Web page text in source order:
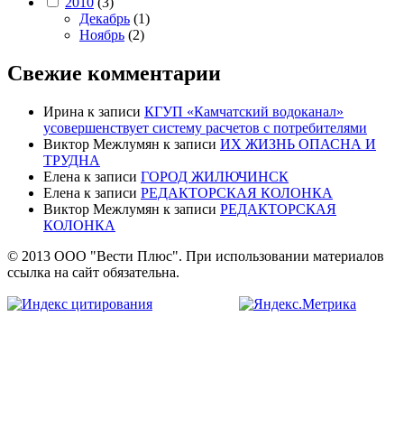
Декабрь (1)
Ноябрь (2)
Свежие комментарии
Ирина к записи КГУП «Камчатский водоканал»
усовершенствует систему расчетов с потребителями
Виктор Межлумян к записи ИХ ЖИЗНЬ ОПАСНА И
ТРУДНА
Елена к записи ГОРОД ЖИЛЮЧИНСК
Елена к записи РЕДАКТОРСКАЯ КОЛОНКА
Виктор Межлумян к записи РЕДАКТОРСКАЯ
КОЛОНКА
© 2013 ООО "Вести Плюс". При использовании материалов
ссылка на сайт обязательна.